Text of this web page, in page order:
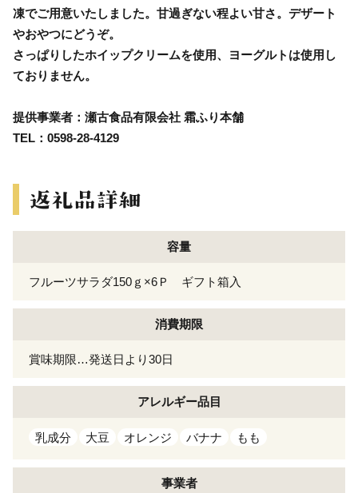
凍でご用意いたしました。甘過ぎない程よい甘さ。デザート
やおやつにどうぞ。
さっぱりしたホイップクリームを使用、ヨーグルトは使用し
ておりません。
提供事業者：瀬古食品有限会社 霜ふり本舗
TEL：0598-28-4129
容量
フルーツサラダ150ｇ×6Ｐ ギフト箱入
消費期限
賞味期限…発送日より30日
アレルギー品目
乳成分 大豆 オレンジ バナナ もも
事業者